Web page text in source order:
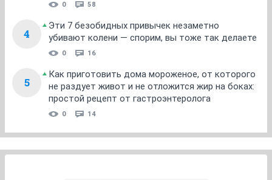
0 58
4
Эти 7 безобидных привычек незаметно
убивают колени — спорим, вы тоже так делаете
0 16
5
Как приготовить дома мороженое, от которого
не раздует живот и не отложится жир на боках:
простой рецепт от гастроэнтеролога
0 14